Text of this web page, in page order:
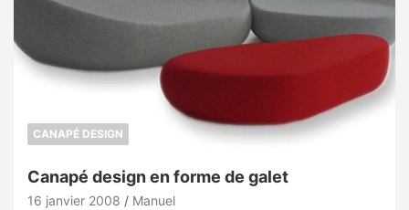
CANAPÉ DESIGN
Canapé design en forme de galet
16 janvier 2008 Manuel